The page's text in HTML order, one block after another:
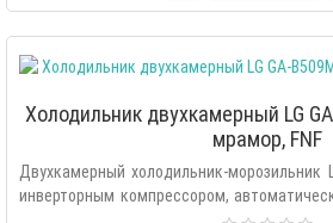
Холодильник двухкамерный LG
мрамор, FNF
Двухкамерный холодильник-морозильник
инверторным компрессором,